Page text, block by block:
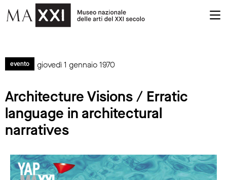
evento giovedì 1 gennaio 1970
Architecture Visions / Erratic
language in architectural
narratives